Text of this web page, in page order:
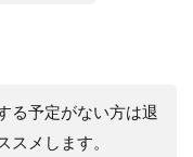
る予定がない方は退
スメします。